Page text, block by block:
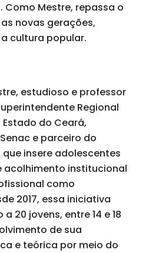
Mestre, repassa o
novas gerações,
cultura popular.
estudioso e professor
Regional
do Ceará,
e parceiro do
que insere adolescentes
acolhimento institucional
como
2017, essa iniciativa
20 jovens, entre 14 e 18
de sua
e teórica por meio do